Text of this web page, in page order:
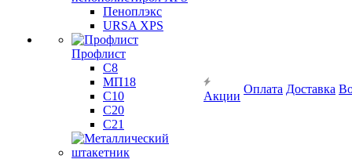
Пеноплэкс
URSA XPS
Профлист
С8
МП18
С10
С20
С21
Акции
Оплата Доставка